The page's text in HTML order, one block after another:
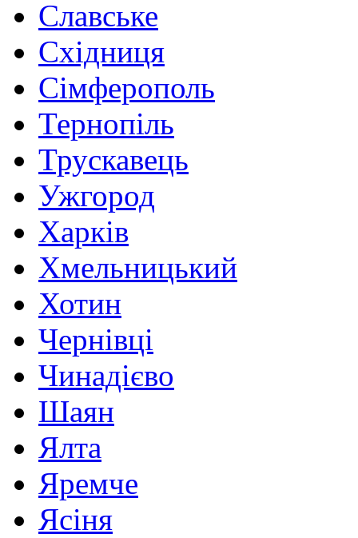
Славське
Східниця
Сімферополь
Тернопіль
Трускавець
Ужгород
Харків
Хмельницький
Хотин
Чернівці
Чинадієво
Шаян
Ялта
Яремче
Ясіня